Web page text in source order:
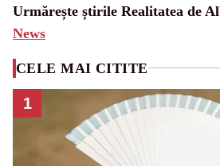
Urmărește știrile Realitatea de
News
CELE MAI CITITE
1